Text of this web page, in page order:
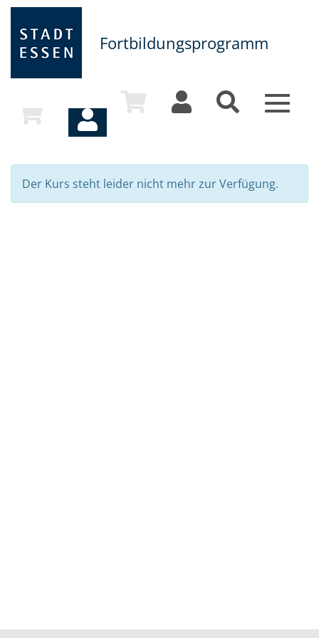
Fortbildungsprogramm
Toggle
Der Kurs steht leider nicht mehr zur Verfügung.